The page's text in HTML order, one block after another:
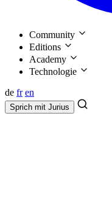
Community
Editions
Academy
Technologie
de fr en
Sprich mit Jurius